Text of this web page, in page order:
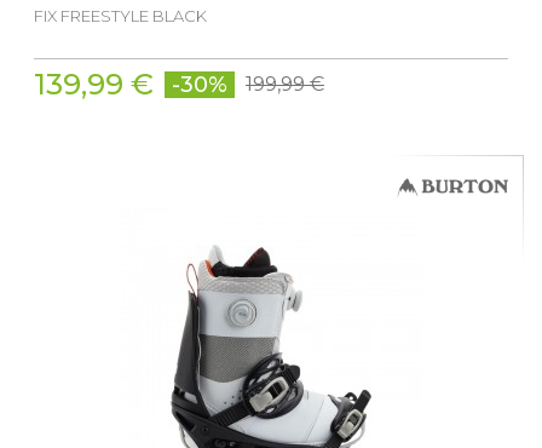
FIX FREESTYLE BLACK
139,99 € -30% 199,99 €